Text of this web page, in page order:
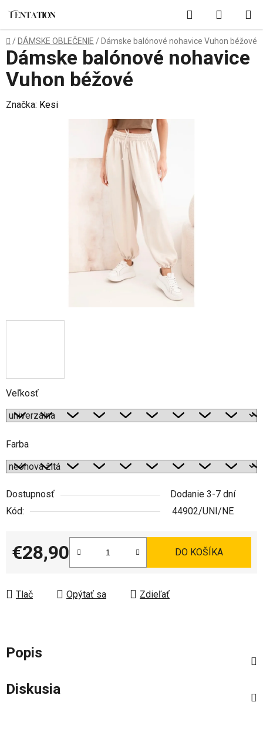
obsah
Hľadať
KOŠÍK
Domov
/ DÁMSKE OBLEČENIE / Dámske balónové nohavice Vuhon béžové
Veľkosť
Farba
Dostupnosť
Dodanie 3-7 dní
Kód:
44902/UNI/NE
€28,90
Jednotková cena:
DO KOŠÍKA
Tlač Opýtať sa Zdieľať
Dámske balónové nohavice
Vuhon béžové
Značka: Kesi
Popis
Diskusia